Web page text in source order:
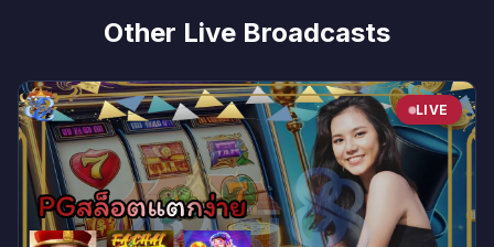
Other Live Broadcasts
LIVE